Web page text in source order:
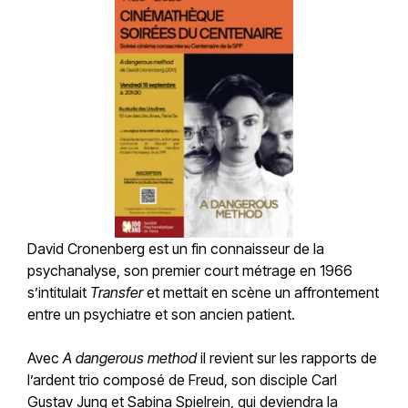
David Cronenberg est un fin connaisseur de la
psychanalyse, son premier court métrage en 1966
s’intitulait Transferet mettait en scène un affrontement
entre un psychiatre et son ancien patient.
AvecA dangerous methodil revient sur les rapports de
l’ardent trio composé de Freud, son disciple Carl
Gustav Jung et Sabina Spielrein, qui deviendra la